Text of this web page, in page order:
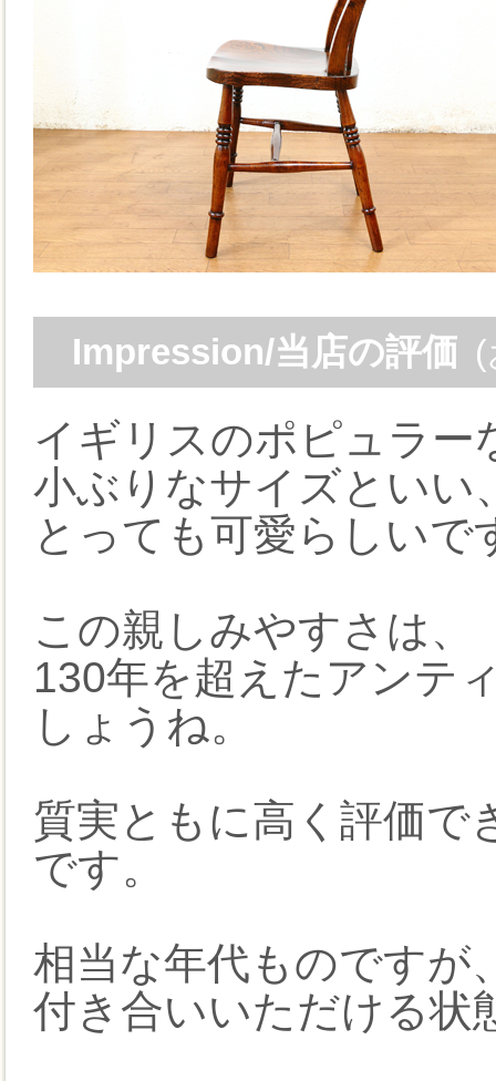
Impression/当店の評価
イギリスのポピュラ
小ぶりなサイズといい
とっても可愛らしいで
この親しみやすさは、
130年を超えたアンテ
しょうね。
質実ともに高く評価で
です。
相当な年代ものですが
付き合いいただける状